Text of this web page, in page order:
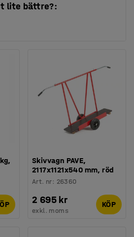
lite bättre?:
Skivvagn PAVE,
2117x1121x540 mm, röd
Art. nr: 26360
2 695 kr
exkl. moms
KÖP